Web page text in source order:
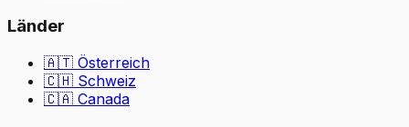
Länder
🇦🇹 Österreich
🇨🇭 Schweiz
🇨🇦 Canada